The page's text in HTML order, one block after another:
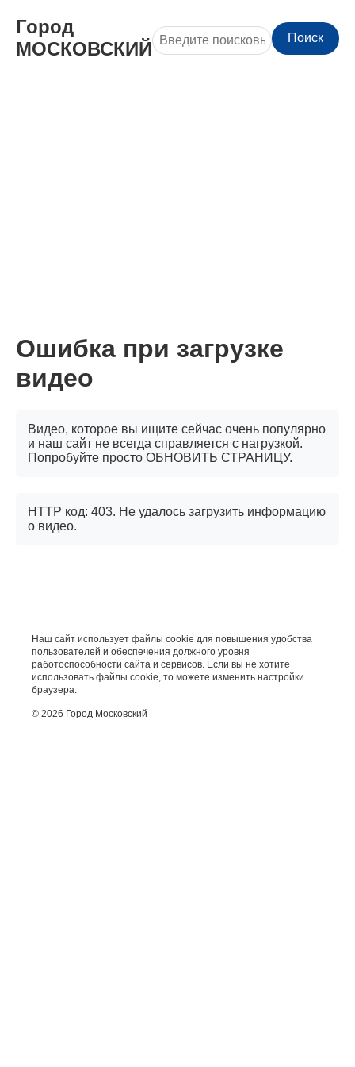
Город
МОСКОВСКИЙ
Поиск
Ошибка при загрузке
видео
Видео, которое вы ищите сейчас очень популярно
и наш сайт не всегда справляется с нагрузкой.
Попробуйте просто ОБНОВИТЬ СТРАНИЦУ.
HTTP код: 403. Не удалось загрузить информацию
о видео.
Наш сайт использует файлы cookie для повышения удобства
пользователей и обеспечения должного уровня
работоспособности сайта и сервисов. Если вы не хотите
использовать файлы cookie, то можете изменить настройки
браузера.
© 2026 Город Московский